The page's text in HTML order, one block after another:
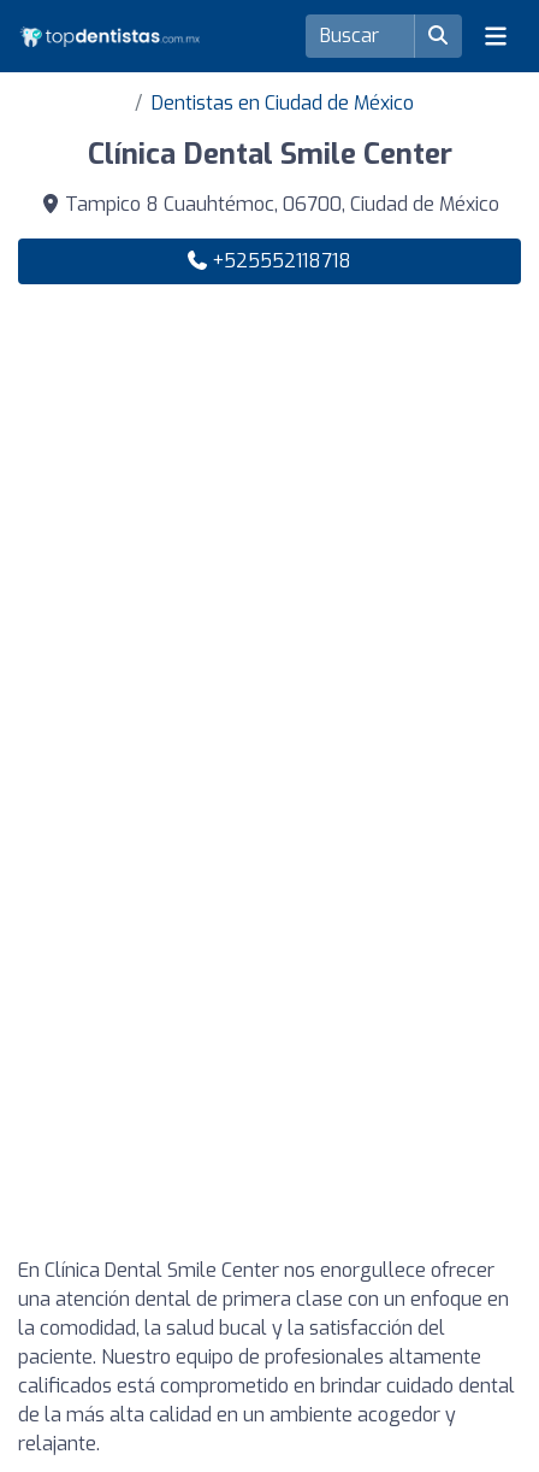
Dentistas en Ciudad de México
Clínica Dental Smile Center
Tampico 8 Cuauhtémoc, 06700, Ciudad de México
+525552118718
En Clínica Dental Smile Center nos enorgullece ofrecer
una atención dental de primera clase con un enfoque en
la comodidad, la salud bucal y la satisfacción del
paciente. Nuestro equipo de profesionales altamente
calificados está comprometido en brindar cuidado dental
de la más alta calidad en un ambiente acogedor y
relajante.